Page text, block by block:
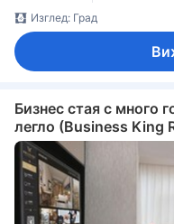
Изглед: Град
Бизнес стая с много
легло (Business King